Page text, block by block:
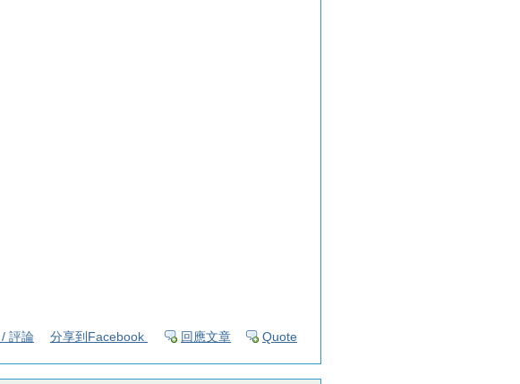
評論 分享到Facebook 回應文章 Quote